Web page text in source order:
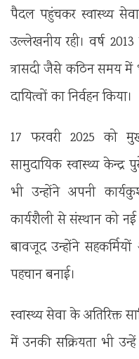
पैदल पहुंचकर स्वास्थ्य
उल्लेखनीय रही। वर्ष
त्रासदी जैसे कठिन समय में
दायित्वों का निर्वहन किया।
17 फरवरी 2025 को
सामुदायिक स्वास्थ्य केन्द्र
भी उन्होंने अपनी
कार्यशैली से संस्थान को
बावजूद उन्होंने
पहचान बनाई।
स्वास्थ्य सेवा के अतिरिक्त
में उनकी सक्रियता भी